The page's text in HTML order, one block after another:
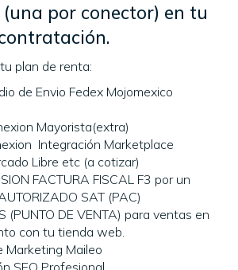
por conector) en tu
plan de renta:
de Envio Fedex Mojomexico
Mayorista(extra)
Integración Marketplace
Libre etc (a cotizar)
FACTURA FISCAL F3 por un
SAT (PAC)
(PUNTO DE VENTA) para ventas en
con tu tienda web.
Marketing Maileo